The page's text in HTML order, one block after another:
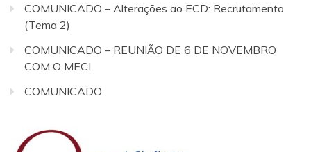
COMUNICADO – Alterações ao ECD: Recrutamento
(Tema 2)
COMUNICADO – REUNIÃO DE 6 DE NOVEMBRO
COM O MECI
COMUNICADO